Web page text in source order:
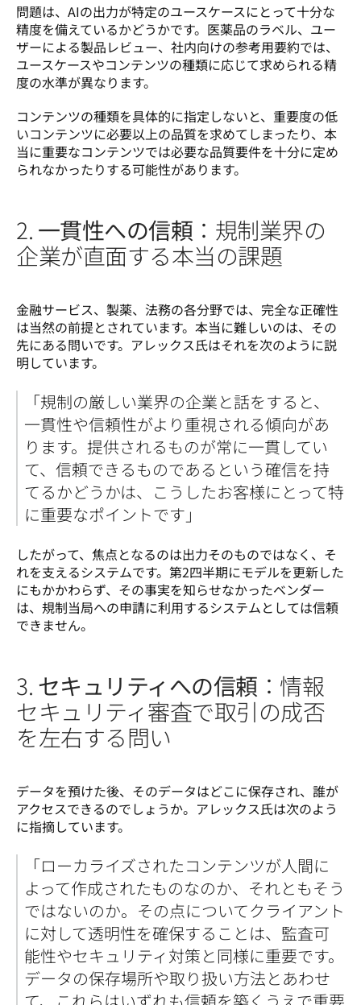
問題は、AIの出力が特定のユースケースにとって十分な
精度を備えているかどうかです。医薬品のラベル、ユー
ザーによる製品レビュー、社内向けの参考用要約では、
ユースケースやコンテンツの種類に応じて求められる精
度の水準が異なります。
コンテンツの種類を具体的に指定しないと、重要度の低
いコンテンツに必要以上の品質を求めてしまったり、本
当に重要なコンテンツでは必要な品質要件を十分に定め
られなかったりする可能性があります。
2. 一貫性への信頼 ：規制業界の
企業が直面する本当の課題
金融サービス、製薬、法務の各分野では、完全な正確性
は当然の前提とされています。本当に難しいのは、その
先にある問いです。アレックス氏はそれを次のように説
明しています。
「規制の厳しい業界の企業と話をすると、
一貫性や信頼性がより重視される傾向があ
ります。提供されるものが常に一貫してい
て、信頼できるものであるという確信を持
てるかどうかは、こうしたお客様にとって特
に重要なポイントです」
したがって、焦点となるのは出力そのものではなく、そ
れを支えるシステムです。第2四半期にモデルを更新した
にもかかわらず、その事実を知らせなかったベンダー
は、規制当局への申請に利用するシステムとしては信頼
できません。
3. セキュリティへの信頼 ：情報
セキュリティ審査で取引の成否
を左右する問い
データを預けた後、そのデータはどこに保存され、誰が
アクセスできるのでしょうか。アレックス氏は次のよう
に指摘しています。
「ローカライズされたコンテンツが人間に
よって作成されたものなのか、それともそう
ではないのか。その点についてクライアント
に対して透明性を確保することは、監査可
能性やセキュリティ対策と同様に重要です。
データの保存場所や取り扱い方法とあわせ